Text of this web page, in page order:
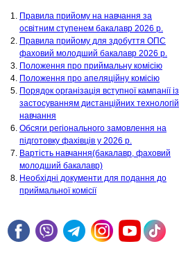
Правила прийому на навчання за
освітним ступенем бакалавр 2026 р.
Правила прийому для здобуття ОПС
фаховий молодший бакалавр 2026 р.
Положення про приймальну комісію
Положення про апеляційну комісію
Порядок організація вступної кампанії із
застосуванням дистанційних технологій
навчання
Обсяги регіонального замовлення на
підготовку фахівців у 2026 р.
Вартість навчання(бакалавр, фаховий
молодший бакалавр)
Необхідні документи для подання до
приймальної комісії